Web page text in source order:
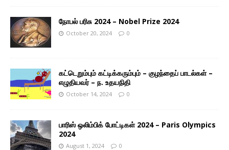
நோபல் பரிசு 2024 – Nobel Prize 2024
October 20, 2024 0
கட்டெறும்பும் கட்டிக்கரும்பும் – குழந்தைப் பாடல்கள் –
எழுதியவர் – ந. உதயநிதி
October 14, 2024 0
பாரிஸ் ஒலிம்பிக் போட்டிகள் 2024 – Paris Olympics
2024
August 1, 2024 0